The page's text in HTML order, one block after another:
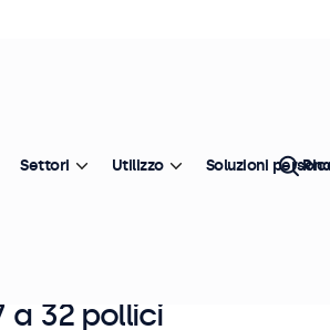
a 32 pollici
Settori Utilizzo Soluzioni